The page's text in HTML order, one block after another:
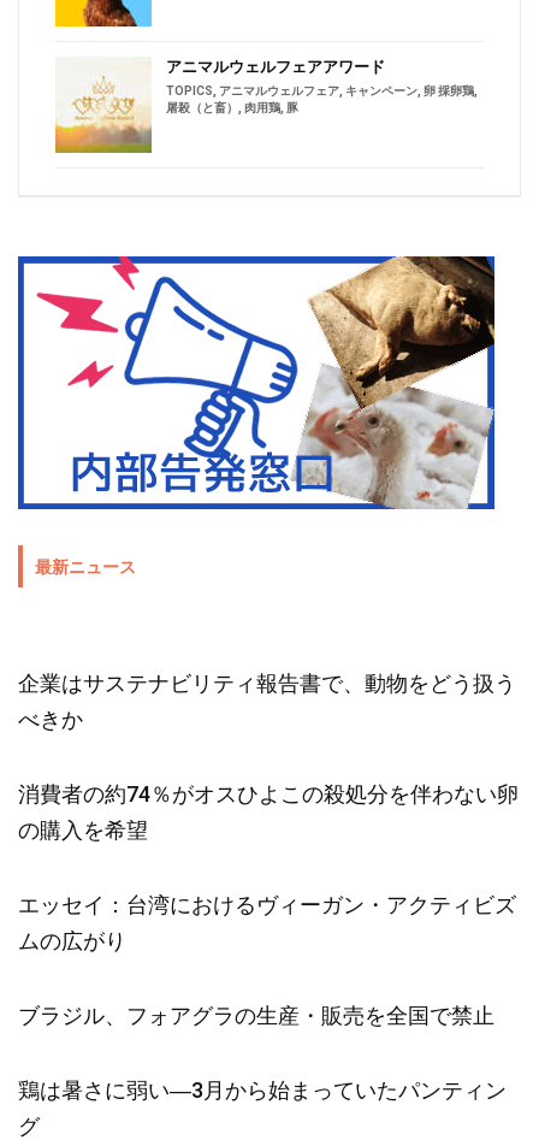
アニマルウェルフェアアワード
TOPICS アニマルウェルフェア キャンペーン 卵 採卵鶏
屠殺（と畜）
肉用鶏 豚
最新ニュース
企業はサステナビリティ報告書で、動物をどう扱う
べきか
消費者の約74％がオスひよこの殺処分を伴わない卵
の購入を希望
エッセイ：台湾におけるヴィーガン・アクティビズ
ムの広がり
ブラジル、フォアグラの生産・販売を全国で禁止
鶏は暑さに弱い―3月から始まっていたパンティン
グ